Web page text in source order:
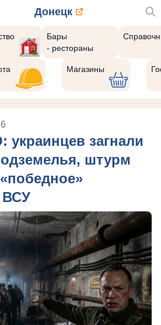
Донецк
Бары
- рестораны
Магазины
украинцев загнали
штурм
ВСУ